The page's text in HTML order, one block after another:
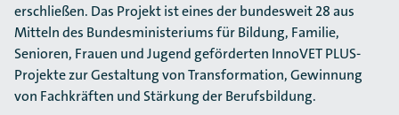
erschließen. Das Projekt ist eines der bundesweit 28 aus
Mitteln des Bundesministeriums für Bildung, Familie,
Senioren, Frauen und Jugend geförderten InnoVET PLUS-
Projekte zur Gestaltung von Transformation, Gewinnung
von Fachkräften und Stärkung der Berufsbildung.